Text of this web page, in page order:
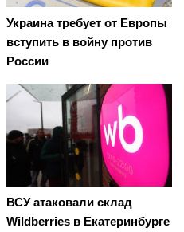
Украина требует от Европы
вступить в войну против
России
ВСУ атаковали склад
Wildberries в Екатеринбурге